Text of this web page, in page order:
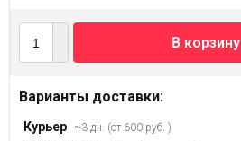
В корзину
Варианты доставки:
Курьер ~3 дн. (от 600 руб. )